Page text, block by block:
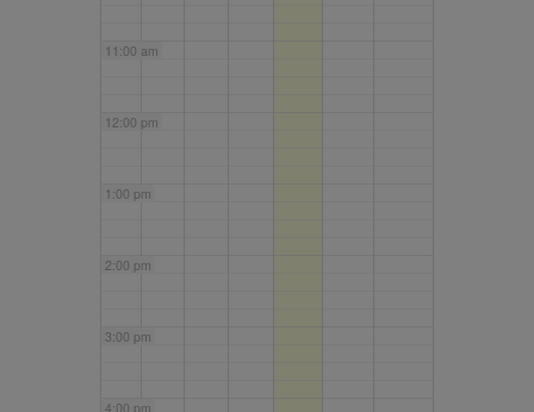
11:00 am
12:00 pm
1:00 pm
2:00 pm
3:00 pm
4:00 pm